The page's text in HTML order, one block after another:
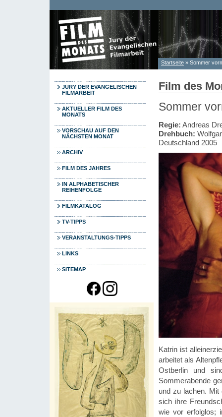
Sie sind hier
Startseite » Sommer
JURY DER EVANGELISCHEN
FILMARBEIT
AKTUELLER FILM DES
MONATS
VORSCHAU AUF DEN
NÄCHSTEN MONAT
ARCHIV
FILM DES JAHRES
IN ALPHABETISCHER
REIHENFOLGE
FILMKATALOG
TV-TIPPS
VERANSTALTUNGS-TIPPS
LINKS
SITEMAP
Film des
Sommer
Regie: Andreas
Drehbuch:
Deutschland 2005
Katrin ist
arbeitet als
Ostberlin und
Sommerabende
und zu lachen. Mit
sich ihre
wie vor erfolglos;